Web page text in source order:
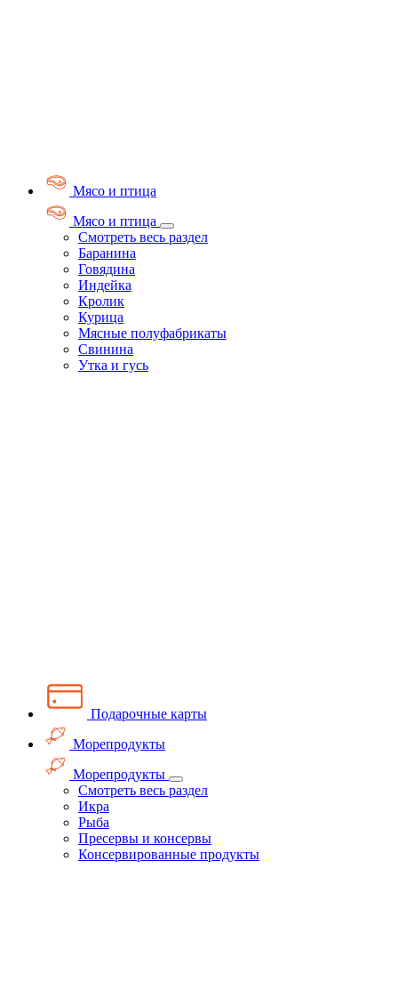
Мясо и птица
Мясо и птица
Смотреть весь раздел
Баранина
Говядина
Индейка
Кролик
Курица
Мясные полуфабрикаты
Свинина
Утка и гусь
Подарочные карты
Морепродукты
Морепродукты
Смотреть весь раздел
Икра
Рыба
Пресервы и консервы
Консервированные продукты